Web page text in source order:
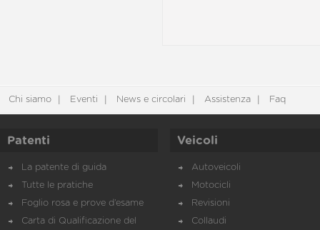
Chi siamo Eventi News e circolari Assistenza Faq
Patenti
La patente di guida
Tutte le pratiche
Foglio rosa e prove d’esame
Carta di Qualificazione del
Veicoli
Autoveicoli
Motocicli
Revisioni
Collaudi